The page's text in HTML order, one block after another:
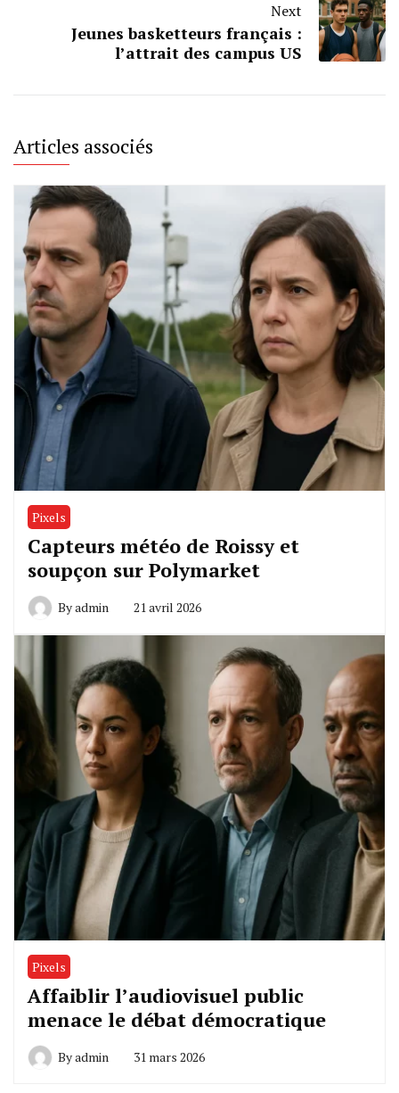
Next
Jeunes basketteurs français :
l’attrait des campus US
Articles associés
Pixels
Capteurs météo de Roissy et
soupçon sur Polymarket
Byadmin 21 avril 2026
Pixels
Affaiblir l’audiovisuel public
menace le débat démocratique
Byadmin 31 mars 2026